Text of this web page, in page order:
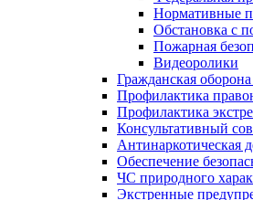
Нормативные
Обстановка с
Пожарная
Видеоролики
Гражданская
Профилактика
Профилактика
Консультативный
Антинаркотическая
Обеспечение
ЧС природного
Экстренные